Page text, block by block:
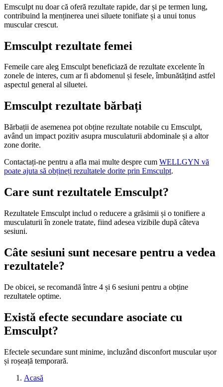
Emsculpt nu doar că oferă rezultate rapide, dar și pe termen lung,
contribuind la menținerea unei siluete tonifiate și a unui tonus
muscular crescut.
Emsculpt rezultate femei
Femeile care aleg Emsculpt beneficiază de rezultate excelente în
zonele de interes, cum ar fi abdomenul și fesele, îmbunătățind astfel
aspectul general al siluetei.
Emsculpt rezultate bărbați
Bărbații de asemenea pot obține rezultate notabile cu Emsculpt,
având un impact pozitiv asupra musculaturii abdominale și a altor
zone dorite.
Contactați-ne pentru a afla mai multe despre cum WELLGYN vă
poate ajuta să obțineți rezultatele dorite prin Emsculpt.
Care sunt rezultatele Emsculpt?
Rezultatele Emsculpt includ o reducere a grăsimii și o tonifiere a
musculaturii în zonele tratate, fiind adesea vizibile după câteva
sesiuni.
Câte sesiuni sunt necesare pentru a vedea
rezultatele?
De obicei, se recomandă între 4 și 6 sesiuni pentru a obține
rezultatele optime.
Există efecte secundare asociate cu
Emsculpt?
Efectele secundare sunt minime, incluzând disconfort muscular ușor
și roșeață temporară.
Acasă